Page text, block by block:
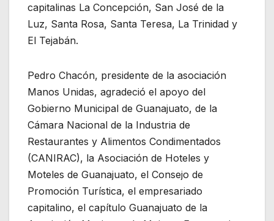
capitalinas La Concepción, San José de la
Luz, Santa Rosa, Santa Teresa, La Trinidad y
El Tejabán.
Pedro Chacón, presidente de la asociación
Manos Unidas, agradeció el apoyo del
Gobierno Municipal de Guanajuato, de la
Cámara Nacional de la Industria de
Restaurantes y Alimentos Condimentados
(CANIRAC), la Asociación de Hoteles y
Moteles de Guanajuato, el Consejo de
Promoción Turística, el empresariado
capitalino, el capítulo Guanajuato de la